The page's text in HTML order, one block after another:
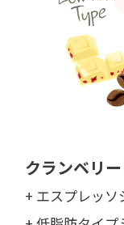
クランベリ
+ エスプレッ